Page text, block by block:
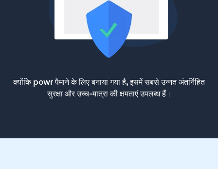
क्योंकि powr पैमाने के लिए बनाया गया है, इसमें सबसे उन्नत अंतर्निहित
सुरक्षा और उच्च-मात्रा की क्षमताएं उपलब्ध हैं।